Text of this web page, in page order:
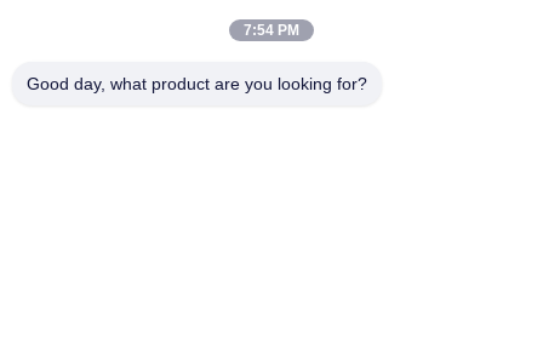
Iscriviti alla nostra newsletter per sconti e altro.
7:54 PM
Good day, what product are you looking for?